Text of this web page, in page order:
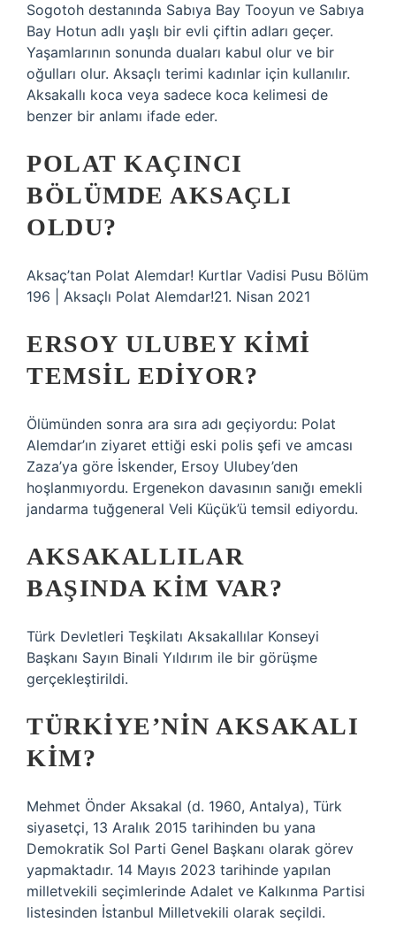
Sogotoh destanında Sabıya Bay Tooyun ve Sabıya
Bay Hotun adlı yaşlı bir evli çiftin adları geçer.
Yaşamlarının sonunda duaları kabul olur ve bir
oğulları olur. Aksaçlı terimi kadınlar için kullanılır.
Aksakallı koca veya sadece koca kelimesi de
benzer bir anlamı ifade eder.
POLAT KAÇINCI
BÖLÜMDE AKSAÇLI
OLDU?
Aksaç’tan Polat Alemdar! Kurtlar Vadisi Pusu Bölüm
196 | Aksaçlı Polat Alemdar!21. Nisan 2021
ERSOY ULUBEY KIMI
TEMSIL EDIYOR?
Ölümünden sonra ara sıra adı geçiyordu: Polat
Alemdar’ın ziyaret ettiği eski polis şefi ve amcası
Zaza’ya göre İskender, Ersoy Ulubey’den
hoşlanmıyordu. Ergenekon davasının sanığı emekli
jandarma tuğgeneral Veli Küçük’ü temsil ediyordu.
AKSAKALLILAR
BAŞINDA KIM VAR?
Türk Devletleri Teşkilatı Aksakallılar Konseyi
Başkanı Sayın Binali Yıldırım ile bir görüşme
gerçekleştirildi.
TÜRKIYE’NIN AKSAKALI
KIM?
Mehmet Önder Aksakal (d. 1960, Antalya), Türk
siyasetçi, 13 Aralık 2015 tarihinden bu yana
Demokratik Sol Parti Genel Başkanı olarak görev
yapmaktadır. 14 Mayıs 2023 tarihinde yapılan
milletvekili seçimlerinde Adalet ve Kalkınma Partisi
listesinden İstanbul Milletvekili olarak seçildi.